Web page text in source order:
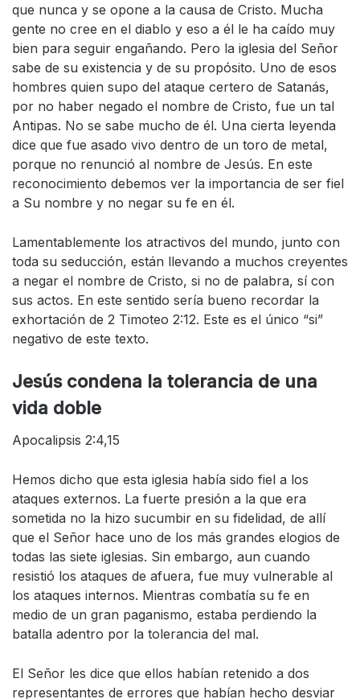
que nunca y se opone a la causa de Cristo. Mucha
gente no cree en el diablo y eso a él le ha caído muy
bien para seguir engañando. Pero la iglesia del Señor
sabe de su existencia y de su propósito. Uno de esos
hombres quien supo del ataque certero de Satanás,
por no haber negado el nombre de Cristo, fue un tal
Antipas. No se sabe mucho de él. Una cierta leyenda
dice que fue asado vivo dentro de un toro de metal,
porque no renunció al nombre de Jesús. En este
reconocimiento debemos ver la importancia de ser fiel
a Su nombre y no negar su fe en él.
Lamentablemente los atractivos del mundo, junto con
toda su seducción, están llevando a muchos creyentes
a negar el nombre de Cristo, si no de palabra, sí con
sus actos. En este sentido sería bueno recordar la
exhortación de 2 Timoteo 2:12. Este es el único “si”
negativo de este texto.
Jesús condena la tolerancia de una
vida doble
Apocalipsis 2:4,15
Hemos dicho que esta iglesia había sido fiel a los
ataques externos. La fuerte presión a la que era
sometida no la hizo sucumbir en su fidelidad, de allí
que el Señor hace uno de los más grandes elogios de
todas las siete iglesias. Sin embargo, aun cuando
resistió los ataques de afuera, fue muy vulnerable al
los ataques internos. Mientras combatía su fe en
medio de un gran paganismo, estaba perdiendo la
batalla adentro por la tolerancia del mal.
El Señor les dice que ellos habían retenido a dos
representantes de errores que habían hecho desviar